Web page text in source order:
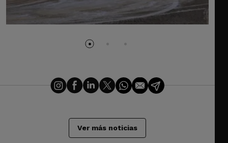
Ver más noticias